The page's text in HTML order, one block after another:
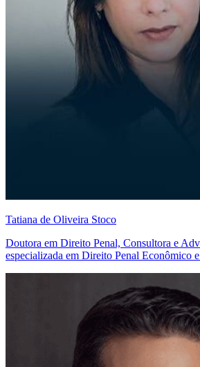
Tatiana de Oliveira Stoco
Doutora em Direito Penal, Consultora e
especializada em Direito Penal Econômico